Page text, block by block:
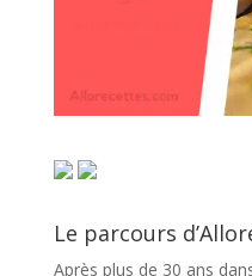
Le parcours
Après plus de 30 ans